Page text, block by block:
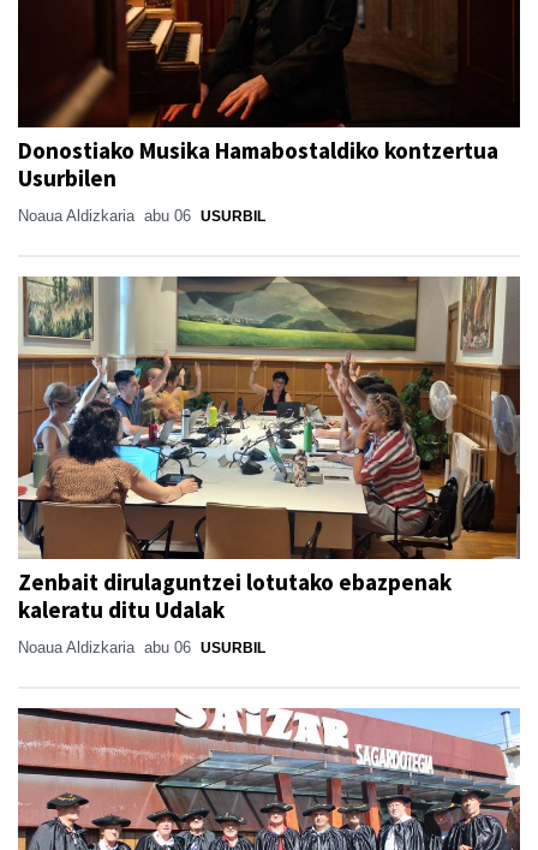
Donostiako Musika Hamabostaldiko kontzertua
Usurbilen
Noaua Aldizkaria abu 06 USURBIL
Zenbait dirulaguntzei lotutako ebazpenak
kaleratu ditu Udalak
Noaua Aldizkaria abu 06 USURBIL